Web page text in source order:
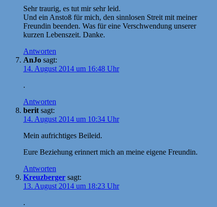
Sehr traurig, es tut mir sehr leid.
Und ein Anstoß für mich, den sinnlosen Streit mit meiner
Freundin beenden. Was für eine Verschwendung unserer
kurzen Lebenszeit. Danke.
Antworten
AnJo sagt:
14. August 2014 um 16:48 Uhr
.
Antworten
berit sagt:
14. August 2014 um 10:34 Uhr
Mein aufrichtiges Beileid.
Eure Beziehung erinnert mich an meine eigene Freundin.
Antworten
Kreuzberger sagt:
13. August 2014 um 18:23 Uhr
.